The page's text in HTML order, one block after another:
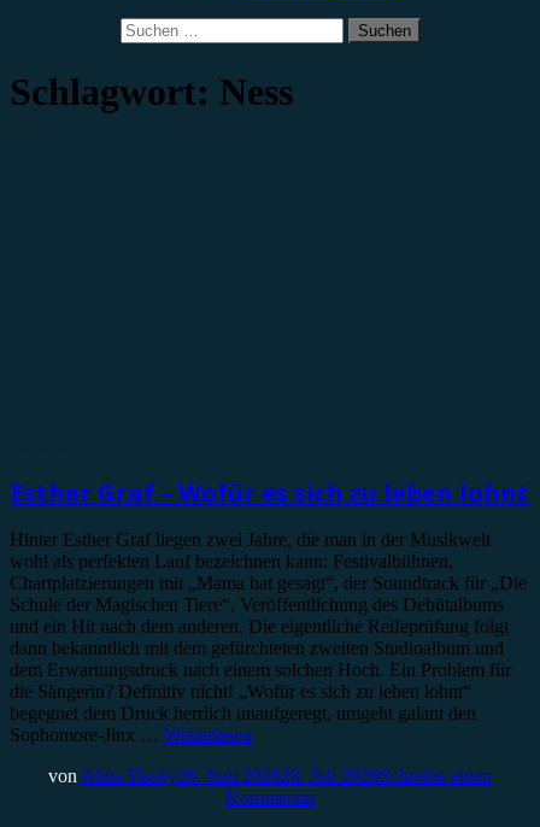
Suchen
nach:
Schlagwort: Ness
Esther Graf – Wofür es sich zu leben lohnt
Hinter Esther Graf liegen zwei Jahre, die man in der Musikwelt
wohl als perfekten Lauf bezeichnen kann: Festivalbühnen,
Chartplatzierungen mit „Mama hat gesagt“, der Soundtrack für „Die
Schule der Magischen Tiere“, Veröffentlichung des Debütalbums
und ein Hit nach dem anderen. Die eigentliche Reifeprüfung folgt
dann bekanntlich mit dem gefürchteten zweiten Studioalbum und
dem Erwartungsdruck nach einem solchen Hoch. Ein Problem für
die Sängerin? Definitiv nicht! „Wofür es sich zu leben lohnt“
begegnet dem Druck herrlich unaufgeregt, umgeht galant den
Sophomore-Jinx … Weiterlesen
von Alina Hasky26. Juni 202628. Juli 2026Schreibe einen
Kommentar